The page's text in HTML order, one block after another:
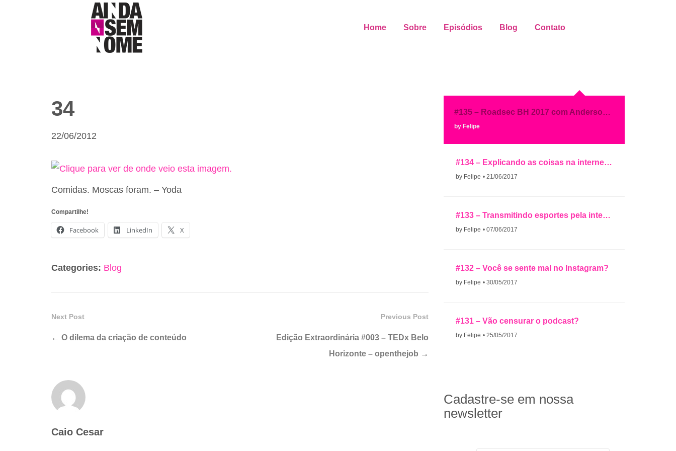
Home Sobre Episódios Blog Contato
34
22/06/2012
Comidas. Moscas foram. – Yoda
Compartilhe!
Facebook LinkedIn X
Categories: Blog
Previous Post
Edição Extraordinária #003 – TEDx Belo
Horizonte – openthejob →
Next Post
← O dilema da criação de conteúdo
Caio Cesar
#135 – Roadsec BH 2017 com Anderson Ramos
by Felipe
#134 – Explicando as coisas na internet com Diogo Rodriguez
by Felipe • 21/06/2017
#133 – Transmitindo esportes pela internet
by Felipe • 07/06/2017
#132 – Você se sente mal no Instagram?
by Felipe • 30/05/2017
#131 – Vão censurar o podcast?
by Felipe • 25/05/2017
Cadastre-se em nossa
newsletter